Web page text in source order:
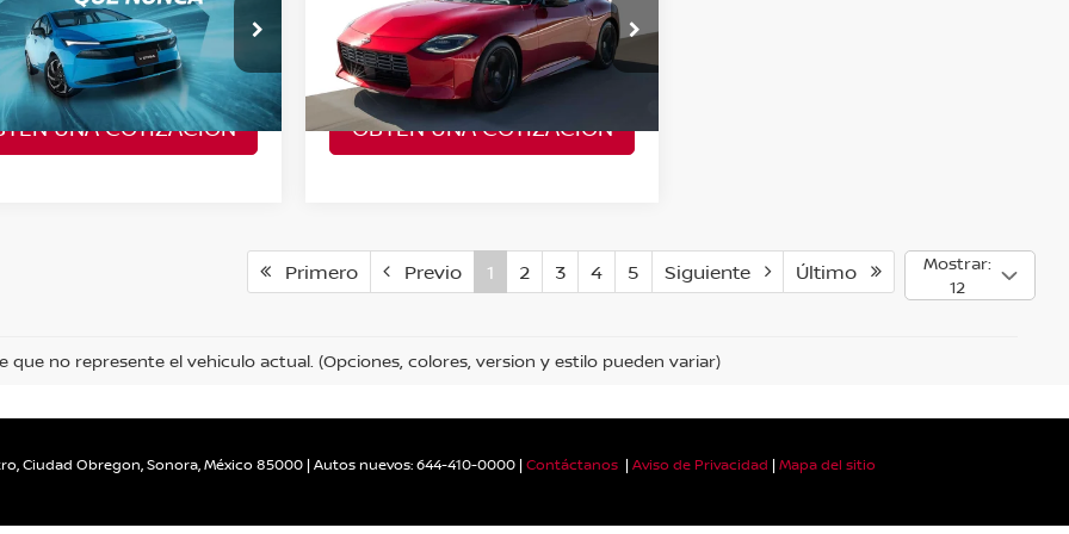
CVT
Valores:30313
93051
Ext. Int.
el Precio
PRECIO
UNA COTIZACIÓN
VIN:24197NSSN0100010259 Valores:30313
Modelo: 93051
A Consultar
Obtener el Precio
PRECIO
OBTÉN UNA COTIZACIÓN
Primero Previo 1 2 3 4 5 Siguiente Último
Mostrar:
12
que no represente el vehiculo actual. (Opciones, colores, version y estilo pueden variar)
Ciudad Obregon,Sonora,México 85000 | Autos nuevos:644-410-0000 |Contáctanos |Aviso de Privacidad |Mapa del sitio